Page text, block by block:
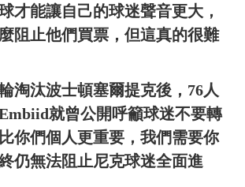
才能讓自己的球迷聲音更大，
阻止他們買票，但這真的很難
淘汰波士頓塞爾提克後，76人
就曾公開呼籲球迷不要轉
你們個人更重要，我們需要你
仍無法阻止尼克球迷全面進